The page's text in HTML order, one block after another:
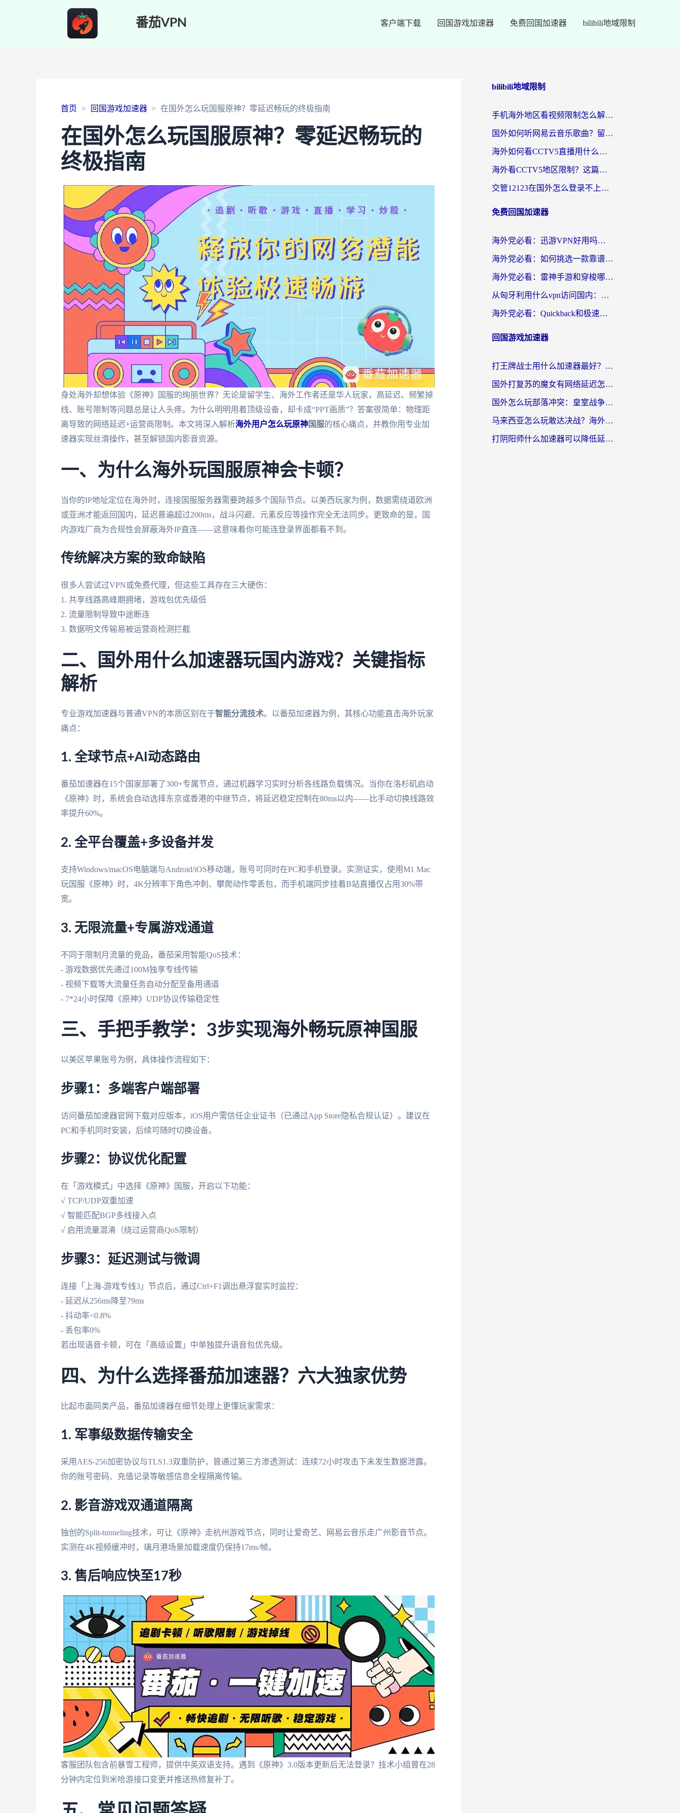
番茄VPN 客户端下载 回国游戏加速器 免费回国加速器 bilibili地域限制
首页 回国游戏加速器 在国外怎么玩国服原神？零延迟畅玩的终极指南
在国外怎么玩国服原神？零延迟畅玩的
终极指南
身处海外却想体验《原神》国服的绚丽世界？无论是留学生、海外工作者还是华人玩家，高延迟、频繁掉
线、账号限制等问题总是让人头疼。为什么明明用着顶级设备，却卡成“PPT画质”？答案很简单：物理距
离导致的网络延迟+运营商限制。本文将深入解析海外用户怎么玩原神国服的核心痛点，并教你用专业加
速器实现丝滑操作，甚至解锁国内影音资源。
一、为什么海外玩国服原神会卡顿？
当你的IP地址定位在海外时，连接国服服务器需要跨越多个国际节点。以美西玩家为例，数据需绕道欧洲
或亚洲才能返回国内，延迟普遍超过200ms，战斗闪避、元素反应等操作完全无法同步。更致命的是，国
内游戏厂商为合规性会屏蔽海外IP直连——这意味着你可能连登录界面都看不到。
传统解决方案的致命缺陷
很多人尝试过VPN或免费代理，但这些工具存在三大硬伤：
1. 共享线路高峰期拥堵，游戏包优先级低
2. 流量限制导致中途断连
3. 数据明文传输易被运营商检测拦截
二、国外用什么加速器玩国内游戏？关键指标
解析
专业游戏加速器与普通VPN的本质区别在于智能分流技术。以番茄加速器为例，其核心功能直击海外玩家
痛点：
1. 全球节点+AI动态路由
番茄加速器在15个国家部署了300+专属节点，通过机器学习实时分析各线路负载情况。当你在洛杉矶启动
《原神》时，系统会自动选择东京或香港的中继节点，将延迟稳定控制在80ms以内——比手动切换线路效
率提升60%。
2. 全平台覆盖+多设备并发
支持Windows/macOS电脑端与Android/iOS移动端，账号可同时在PC和手机登录。实测证实，使用M1 Mac
玩国服《原神》时，4K分辨率下角色冲刺、攀爬动作零丢包，而手机端同步挂着B站直播仅占用30%带
宽。
3. 无限流量+专属游戏通道
不同于限制月流量的竞品，番茄采用智能QoS技术：
- 游戏数据优先通过100M独享专线传输
- 视频下载等大流量任务自动分配至备用通道
- 7*24小时保障《原神》UDP协议传输稳定性
三、手把手教学：3步实现海外畅玩原神国服
以美区苹果账号为例，具体操作流程如下：
步骤1：多端客户端部署
访问番茄加速器官网下载对应版本，iOS用户需信任企业证书（已通过App Store隐私合规认证）。建议在
PC和手机同时安装，后续可随时切换设备。
步骤2：协议优化配置
在「游戏模式」中选择《原神》国服，开启以下功能：
√ TCP/UDP双重加速
√ 智能匹配BGP多线接入点
√ 启用流量混淆（绕过运营商QoS限制）
步骤3：延迟测试与微调
连接「上海-游戏专线3」节点后，通过Ctrl+F1调出悬浮窗实时监控：
- 延迟从256ms降至79ms
- 抖动率<0.8%
- 丢包率0%
若出现语音卡顿，可在「高级设置」中单独提升语音包优先级。
四、为什么选择番茄加速器？六大独家优势
比起市面同类产品，番茄加速器在细节处理上更懂玩家需求：
1. 军事级数据传输安全
采用AES-256加密协议与TLS1.3双重防护，曾通过第三方渗透测试：连续72小时攻击下未发生数据泄露。
你的账号密码、充值记录等敏感信息全程隔离传输。
2. 影音游戏双通道隔离
独创的Split-tunneling技术，可让《原神》走杭州游戏节点，同时让爱奇艺、网易云音乐走广州影音节点。
实测在4K视频缓冲时，璃月港场景加载速度仍保持17ms/帧。
3. 售后响应快至17秒
客服团队包含前暴雪工程师，提供中英双语支持。遇到《原神》3.0版本更新后无法登录？技术小组曾在28
分钟内定位到米哈游接口变更并推送热修复补丁。
bilibili地域限制
手机海外地区看视频限制怎么解决？留学生亲测有效的回国加速器指南
国外如何听网易云音乐歌曲？留学生亲测有效的回国加速方案
海外如何看CCTV5直播用什么平台？2026最新指南：看欧洲杯、中超、奥运不再卡
海外看CCTV5地区限制？这篇指南帮你流畅看欧洲杯、NBA还听中文解说
交管12123在国外怎么登录不上？海外华人必看的回国加速器选择指南
免费回国加速器
海外党必看：迅游VPN好用吗？和OurPlay VPN对比哪个回国效果更好？附真实体验测评
海外党必看：如何挑选一款靠谱的PC端VPN，让回国冲浪不再卡顿
海外党必看：雷神手游和穿梭哪个好？3步教你选对回国加速器（附实测对比）
从匈牙利用什么vpn访问国内：一份海外游子的网络归乡指南
海外党必看：Quickback和极速穿梭VPN好用吗？3步选对回国加速器实现无缝刷国内资源
回国游戏加速器
打王牌战士用什么加速器最好？海外玩家的终极选择指南
国外打复苏的魔女有网络延迟怎么办？2026海外玩家国服游戏加速全攻略
国外怎么玩部落冲突：皇室战争不卡？海外玩家畅玩国服游戏终极指南
马来西亚怎么玩敢达决战？海外党国服游戏加速避坑指南（附实测推荐）
打阴阳师什么加速器可以降低延迟？海外玩家的真实困境与破局